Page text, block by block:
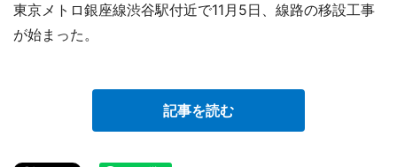
東京メトロ銀座線渋谷駅付近で11月5日、線路の移設工事
が始まった。
記事を読む